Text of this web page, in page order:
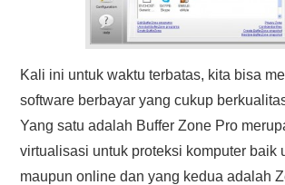
Kali ini untuk waktu terbatas, kita bisa
software berbayar yang cukup
Yang satu adalah Buffer Zone Pro
virtualisasi untuk proteksi komputer baik
maupun online dan yang kedua adalah